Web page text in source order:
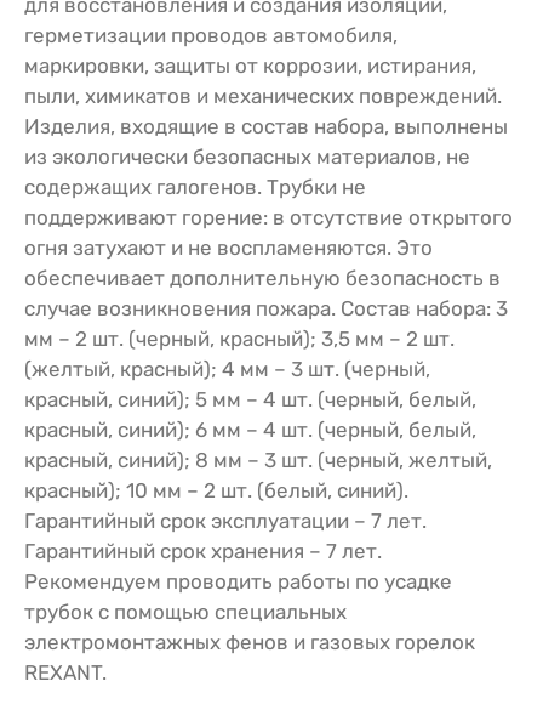
герметизации проводов автомобиля,
маркировки, защиты от коррозии, истирания,
пыли, химикатов и механических повреждений.
Изделия, входящие в состав набора, выполнены
из экологически безопасных материалов, не
содержащих галогенов. Трубки не
поддерживают горение: в отсутствие открытого
огня затухают и не воспламеняются. Это
обеспечивает дополнительную безопасность в
случае возникновения пожара. Состав набора: 3
мм – 2 шт. (черный, красный); 3,5 мм – 2 шт.
(желтый, красный); 4 мм – 3 шт. (черный,
красный, синий); 5 мм – 4 шт. (черный, белый,
красный, синий); 6 мм – 4 шт. (черный, белый,
красный, синий); 8 мм – 3 шт. (черный, желтый,
красный); 10 мм – 2 шт. (белый, синий).
Гарантийный срок эксплуатации – 7 лет.
Гарантийный срок хранения – 7 лет.
Рекомендуем проводить работы по усадке
трубок с помощью специальных
электромонтажных фенов и газовых горелок
REXANT.